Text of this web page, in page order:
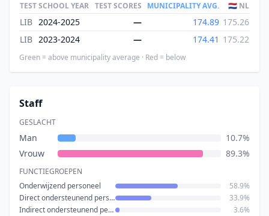
TESTSCHOOL YEAR TEST SCORES MUNICIPALITY AVG. 🇳🇱 NL
LIB 2024-2025 — 174.89 175.26
LIB 2023-2024 — 174.41 175.22
Green = above municipality average · Red = below
Staff
GESLACHT
Man
10.7%
Vrouw
89.3%
FUNCTIEGROEPEN
Onderwijzend personeel
58.9%
Direct ondersteunend personeel
33.9%
Indirect ondersteunend personeel
3.6%